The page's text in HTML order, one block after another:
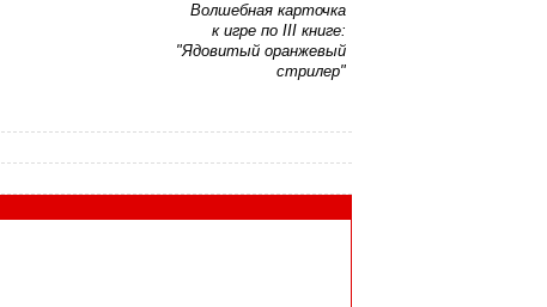
Волшебная карточка
к игре по III книге:
"Ядовитый оранжевый
стрилер"